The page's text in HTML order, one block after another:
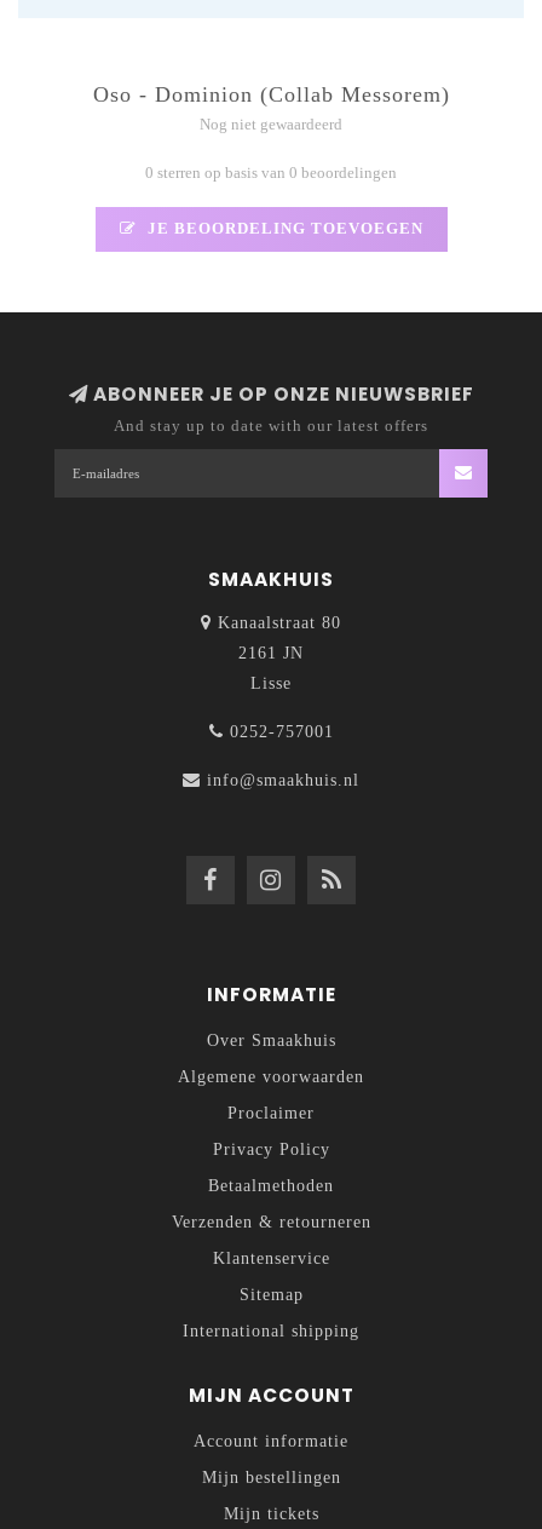
Oso - Dominion (Collab Messorem)
Nog niet gewaardeerd
0 sterren op basis van 0 beoordelingen
JE BEOORDELING TOEVOEGEN
ABONNEER JE OP ONZE NIEUWSBRIEF
And stay up to date with our latest offers
SMAAKHUIS
Kanaalstraat 80
2161 JN
Lisse
0252-757001
info@smaakhuis.nl
INFORMATIE
Over Smaakhuis
Algemene voorwaarden
Proclaimer
Privacy Policy
Betaalmethoden
Verzenden & retourneren
Klantenservice
Sitemap
International shipping
MIJN ACCOUNT
Account informatie
Mijn bestellingen
Mijn tickets